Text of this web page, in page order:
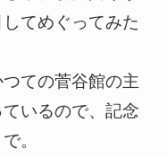
てめぐってみた
ての菅谷館の主
いるので、記念
。